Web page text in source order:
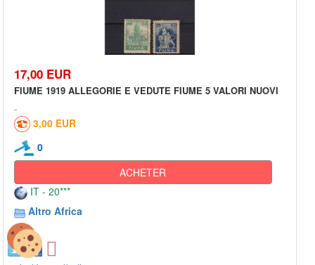
17,00 EUR
FIUME 1919 ALLEGORIE E VEDUTE FIUME 5 VALORI NUOVI
3,00 EUR
0
ACHETER
IT - 20***
Altro Africa